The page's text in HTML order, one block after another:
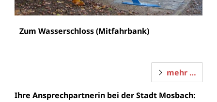
Zum Wasserschloss (Mitfahrbank)
mehr …
Ihre Ansprechpartnerin bei der Stadt Mosbach: